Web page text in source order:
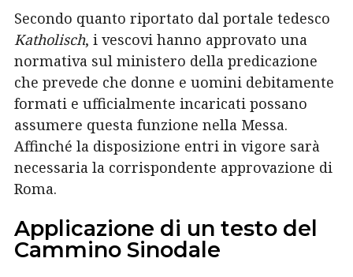
Secondo quanto riportato dal portale tedesco
Katholisch, i vescovi hanno approvato una
normativa sul ministero della predicazione
che prevede che donne e uomini debitamente
formati e ufficialmente incaricati possano
assumere questa funzione nella Messa.
Affinché la disposizione entri in vigore sarà
necessaria la corrispondente approvazione di
Roma.
Applicazione di un testo del
Cammino Sinodale